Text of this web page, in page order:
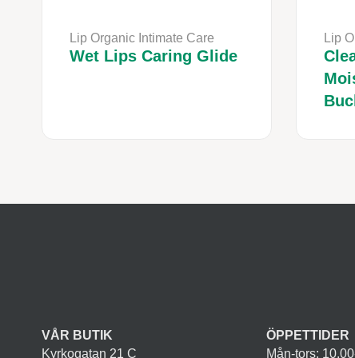
Lip Organic Intimate Care
Wet Lips Caring Glide
Lip
VÅR BUTIK
Kyrkogatan 21 C
ÖPPETTIDER
Mån-tors: